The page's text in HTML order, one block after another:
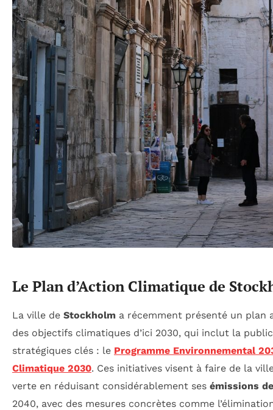
Le Plan d’Action Climatique de
La ville de Stockholm a récemment présenté un plan
des objectifs climatiques d’ici 2030, qui inclut la
stratégiques clés : le Programme Environnemental
Climatique 2030. Ces initiatives visent à faire de la
verte en réduisant considérablement ses émissions
2040, avec des mesures concrètes comme